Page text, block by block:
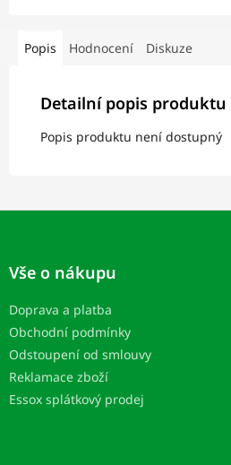
Popis Hodnocení Diskuze
Detailní popis produktu
Popis produktu není dostupný
Z
Vše o nákupu
Doprava a platba
Obchodní podmínky
Odstoupení od smlouvy
Reklamace zboží
Essox splátkový prodej